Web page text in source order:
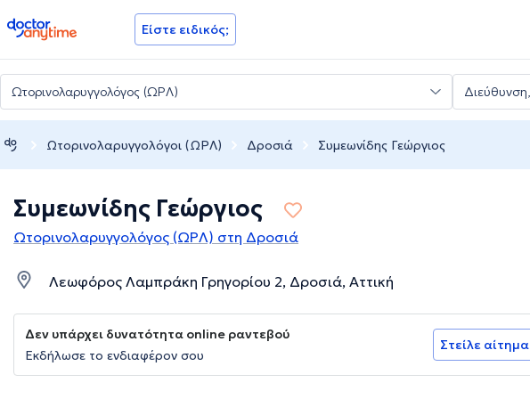
doctoranytime Είστε ειδικός;
Ωτορινολαρυγγολόγοι (ΩΡΛ) Δροσιά Συμεωνίδης Γεώργιος
Συμεωνίδης Γεώργιος
Ωτορινολαρυγγολόγος (ΩΡΛ) στη Δροσιά
Λεωφόρος Λαμπράκη Γρηγορίου 2, Δροσιά, Αττική
Δεν υπάρχει δυνατότητα online ραντεβού
Εκδήλωσε το ενδιαφέρον σου
Στείλε αίτημα